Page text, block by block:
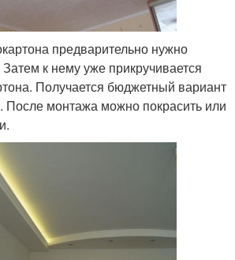
предварительно нужно
Затем к нему уже прикручивается
Получается бюджетный вариант
После монтажа можно покрасить или